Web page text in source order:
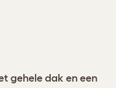
gehele dak en een